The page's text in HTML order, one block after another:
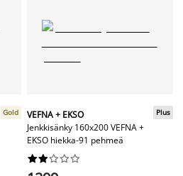
Gold
VEFNA + EKSO
Jenkkisänky 160x200 VEFNA +
EKSO hiekka-91 pehmeä
Plus





